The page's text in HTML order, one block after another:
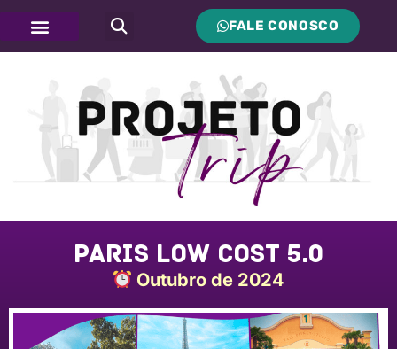
FALE CONOSCO
Paris Low Cost 5.0
Outubro de 2024